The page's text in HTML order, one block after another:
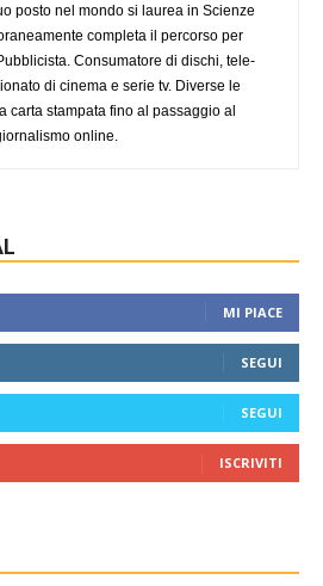
posto nel mondo si laurea in Scienze
completa il percorso per
Consumatore di dischi, tele-
di cinema e serie tv. Diverse le
carta stampata fino al passaggio al
online.
MI PIACE
SEGUI
SEGUI
ISCRIVITI